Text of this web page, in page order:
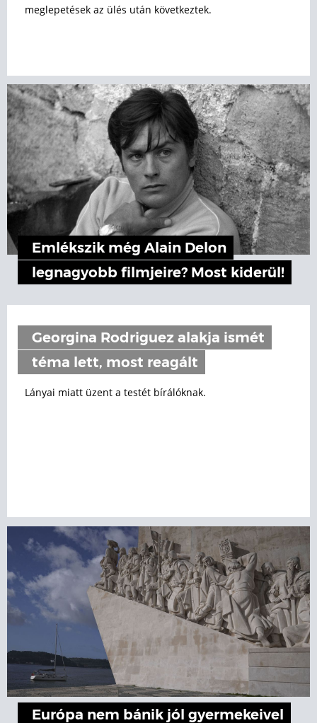
meglepetések az ülés után következtek.
Emlékszik még Alain Delon
legnagyobb filmjeire? Most kiderül!
Georgina Rodriguez alakja ismét
téma lett, most reagált
Lányai miatt üzent a testét bírálóknak.
Európa nem bánik jól gyermekeivel